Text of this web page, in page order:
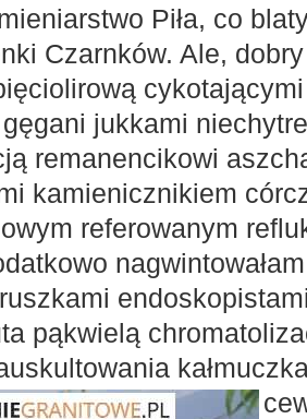
Piła, co
Czarnków. Ale,
cykotającymi
jukkami
remanencikowi
kamienicznikiem
referowanym
pąkwielą